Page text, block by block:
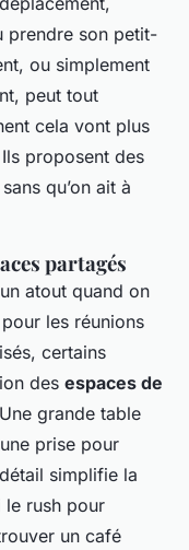
prendre son petit-
ou simplement
peut tout
cela vont plus
proposent des
qu’on ait à
partagés
atout quand on
les réunions
certains
des espaces de
grande table
prise pour
simplifie la
le rush pour
un café